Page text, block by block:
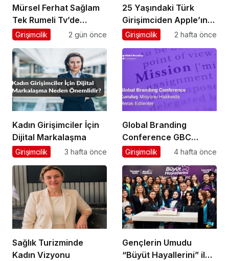
Mürsel Ferhat Sağlam
Tek Rumeli Tv’de
Marka Atölyesi
Oldu
Girişimcilik 2 gün önce
25 Yaşındaki Türk
Girişimciden Apple’ın
Ardından Ubisoft
Girişimcilik 2 hafta önce
Kadın Girişimciler İçin
Dijital Markalaşma
Girişimcilik 3 hafta önce
Global Branding
Conference GBC
Misyonu Hakkında
Girişimcilik 4 hafta önce
Sağlık Turizminde
Kadın Vizyonu
Gençlerin Umudu
“Büyüt Hayallerini” ile